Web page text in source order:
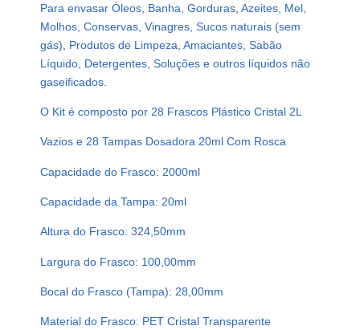
C
C
R
S
T
L
L
T
M
Para envasar Óleos, Banha, Gorduras, Azeites, Mel,
Molhos, Conservas, Vinagres, Sucos naturais (sem
gás), Produtos de Limpeza, Amaciantes, Sabão
Líquido, Detergentes, Soluções e outros líquidos não
gaseificados.
O Kit é composto por 28 Frascos Plástico Cristal 2L
Vazios e 28 Tampas Dosadora 20ml Com Rosca
Capacidade do Frasco: 2000ml
Capacidade da Tampa: 20ml
Altura do Frasco: 324,50mm
Largura do Frasco: 100,00mm
Bocal do Frasco (Tampa): 28,00mm
Material do Frasco: PET Cristal Transparente